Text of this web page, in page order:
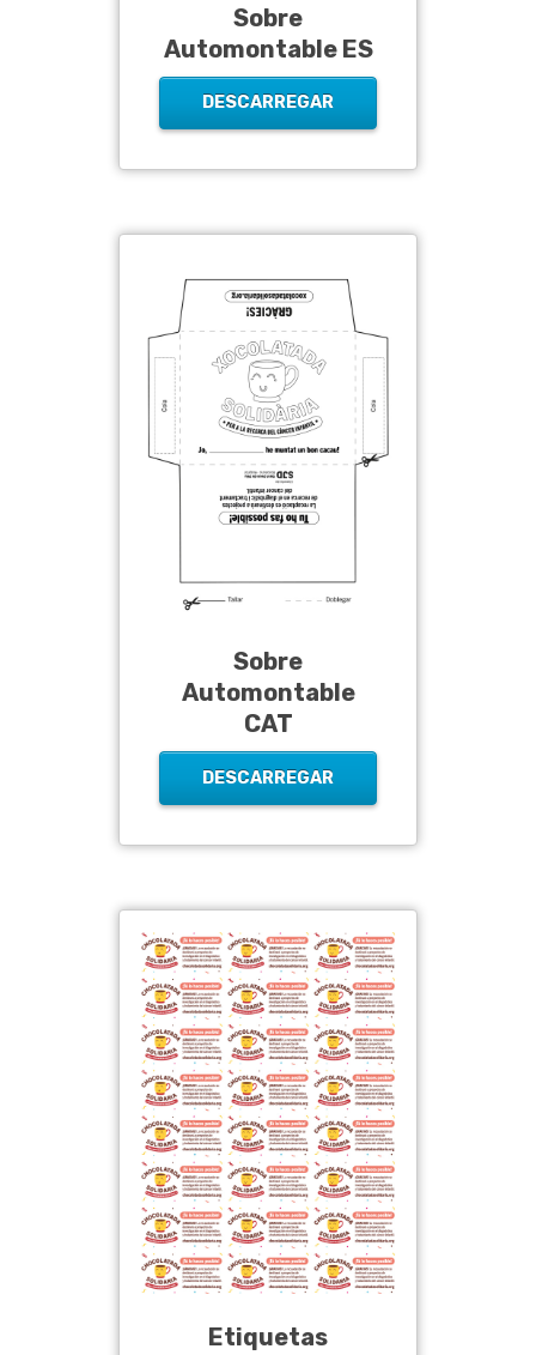
Sobre
Automontable ES
DESCARREGAR
Sobre
Automontable
CAT
DESCARREGAR
Etiquetas